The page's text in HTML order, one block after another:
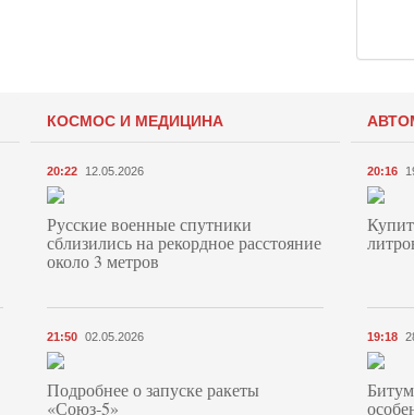
КОСМОС И МЕДИЦИНА
20:22 12.05.2026
Русские военные спутники
сблизились на рекордное расстояние
около 3 метров
21:50 02.05.2026
Подробнее о запуске ракеты
«Союз‑5»
20:16
19:18